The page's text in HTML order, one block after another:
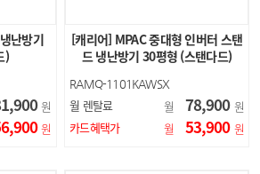
난방기
)
원
원
[캐리어] MPAC 중대형 인버터 스탠
드 냉난방기 30평형 (스탠다드)
RAMQ-1101KAWSX
월 렌탈료 월 78,900 원
카드혜택가
월 53,900 원